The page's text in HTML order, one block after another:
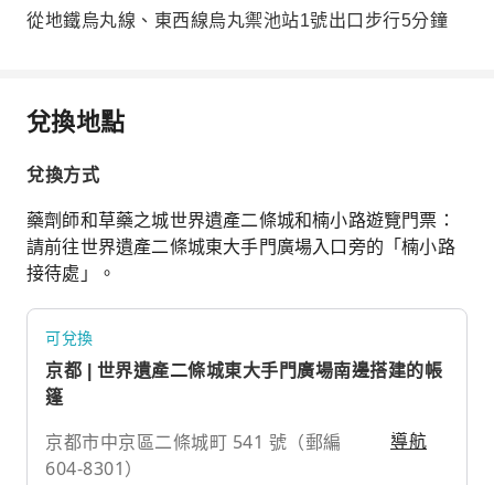
從地鐵烏丸線、東西線烏丸禦池站1號出口步行5分鐘
兌換地點
兌換方式
藥劑師和草藥之城世界遺產二條城和楠小路遊覽門票：
請前往世界遺產二條城東大手門廣場入口旁的「楠小路
接待處」。
可兌換
京都 | 世界遺產二條城東大手門廣場南邊搭建的帳
篷
京都市中京區二條城町 541 號（郵編
604-8301）
導航